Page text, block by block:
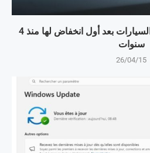
شركة BYD تحذر صناعة السيارات بعد أول انخفاض لها منذ 4
سنوات
26/04/15